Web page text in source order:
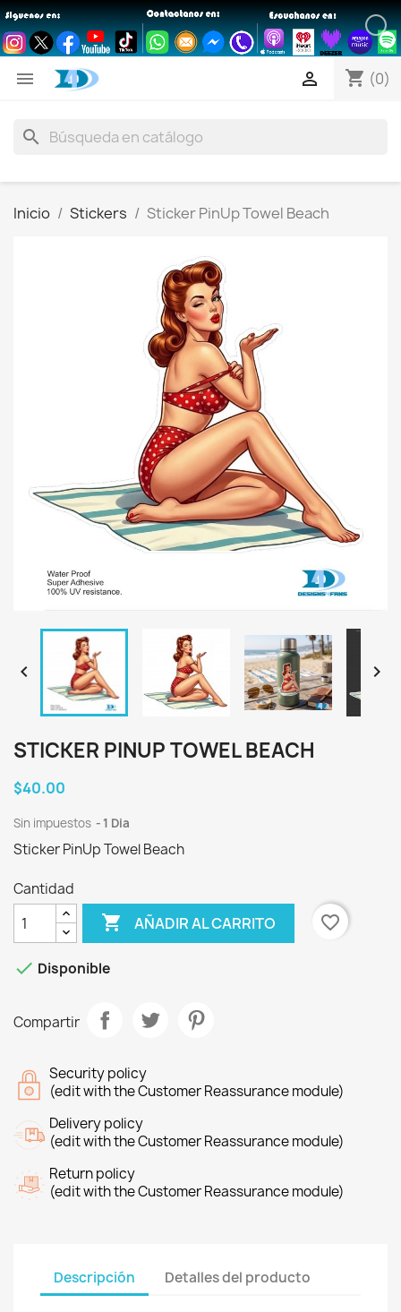
 shopping_cart (0)

search
Inicio Stickers Sticker PinUp Towel Beach
 
STICKER PINUP TOWEL BEACH
$40.00
Sin impuestos 1 Dia
Sticker PinUp Towel Beach
Cantidad
 AÑADIR AL CARRITO favorite_border
 Disponible
Compartir
Security policy
(edit with the Customer Reassurance module)
Delivery policy
(edit with the Customer Reassurance module)
Return policy
(edit with the Customer Reassurance module)
Descripción Detalles del producto